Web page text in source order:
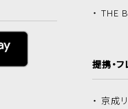
THE
提携・
京成